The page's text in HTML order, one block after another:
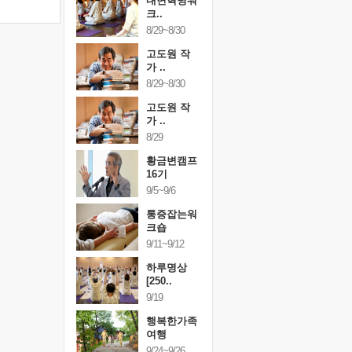
크..
8/29~8/30
고도원 작
가 ..
8/29~8/30
고도원 작
가 ..
8/29
황금변캠프
16기
9/5~9/6
통증잡는워
크숍
9/11~9/12
하루명상
[250..
9/19
행복한가족
여행